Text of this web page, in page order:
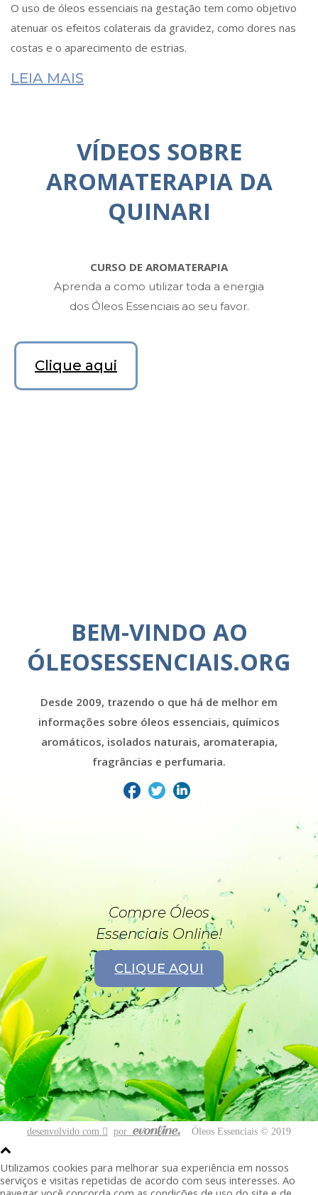
O uso de óleos essenciais na gestação tem como objetivo
atenuar os efeitos colaterais da gravidez, como dores nas
costas e o aparecimento de estrias.
LEIA MAIS
VÍDEOS SOBRE
AROMATERAPIA DA
QUINARI
CURSO DE AROMATERAPIA
Aprenda a como utilizar toda a energia
dos Óleos Essenciais ao seu favor.
Clique aqui
BEM-VINDO AO
ÓLEOSESSENCIAIS.ORG
Desde 2009, trazendo o que há de melhor em
informações sobre óleos essenciais, químicos
aromáticos, isolados naturais, aromaterapia,
fragrâncias e perfumaria.
Compre Óleos
Essenciais Online!
CLIQUE AQUI
desenvolvido com por Óleos Essenciais © 2019
Utilizamos cookies para melhorar sua experiência em nossos
serviços e visitas repetidas de acordo com seus interesses. Ao